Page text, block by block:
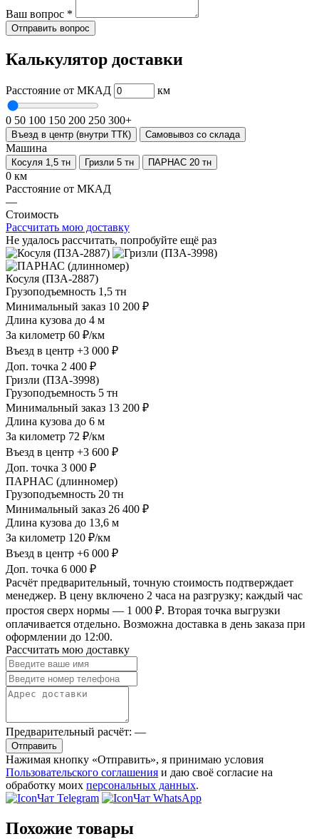
Ваш вопрос *
Отправить вопрос
Калькулятор доставки
Расстояние от МКАД км
0 50 100 150 200 250 300+
Въезд в центр (внутри ТТК) Самовывоз со склада
Машина
Косуля 1,5 тн Гризли 5 тн ПАРНАС 20 тн
0 км
Расстояние от МКАД
—
Стоимость
Рассчитать мою доставку
Не удалось рассчитать, попробуйте ещё раз
Косуля (ПЗА-2887)
Грузоподъемность 1,5 тн
Минимальный заказ 10 200 ₽
Длина кузова до 4 м
За километр 60 ₽/км
Въезд в центр +3 000 ₽
Доп. точка 2 400 ₽
Гризли (ПЗА-3998)
Грузоподъемность 5 тн
Минимальный заказ 13 200 ₽
Длина кузова до 6 м
За километр 72 ₽/км
Въезд в центр +3 600 ₽
Доп. точка 3 000 ₽
ПАРНАС (длинномер)
Грузоподъемность 20 тн
Минимальный заказ 26 400 ₽
Длина кузова до 13,6 м
За километр 120 ₽/км
Въезд в центр +6 000 ₽
Доп. точка 6 000 ₽
Расчёт предварительный, точную стоимость подтверждает
менеджер. В цену включено 2 часа на разгрузку; каждый час
простоя сверх нормы — 1 000 ₽. Вторая точка выгрузки
оплачивается отдельно. Возможна доставка в день заказа при
оформлении до 12:00.
Рассчитать мою доставку
Предварительный расчёт: —
Отправить
Нажимая кнопку «Отправить», я принимаю условия
Пользовательского соглашения и даю своё согласие на
обработку моих персональных данных.
Чат Telegram
Чат WhatsApp
Похожие товары